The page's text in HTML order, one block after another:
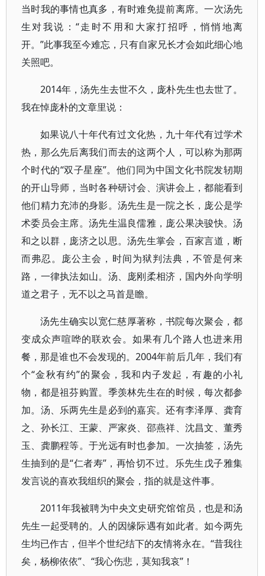
当时我的事情也真多，有时难免提前离席。一次汤先
生对我说：“走时不用和大家打招呼，悄悄地离
开。”此事我至今难忘，只有自家兄长才会如此细心地
关照吧。
2014年，汤先生去世不久，庞朴先生也去世了。
我在悼庞朴的文章里说：
如果说八十年代有过文化热，九十年代有过学术
热，那么先后离我们而去的这两个人，可以称为那两
个时代的“双子星座”。他们同为中国文化书院发轫期
的开山导师，当时各种研讨会、演讲会上，都能看到
他们精力充沛的身影。汤先生是一院之长，庞公是学
术委员会主席。汤先生温良儒雅，庞公果决骏快。汤
和之以群，庞济之以思。汤先生掌会，百家言道，断
而弗忍。庞公主会，时间为狱判法典，不管是何来
路，一律执法如山。汤、庞刚柔相济，国内外向学明
道之君子，无不以之马首是瞻。
汤先生确实以宽仁慈厚著称，书院每次聚会，都
变成众声喧哗的联欢会。如果有几个路人也进来用
餐，那是谁也不会发现的。2004年前后几年，我们有
个“金秋有约”的聚会，我和内子发起，有趣的小礼
物，都是祖芬购置。季羡林先生在的时候，每次都参
加。汤、乐两先生是必到的嘉宾。还有李泽厚、龚育
之、孙长江、王蒙、严家炎、邵燕祥、沈昌文、董秀
玉、龚鹏程等。于光远有时也参加。一次抽签，汤先
生抽到的是“仁者寿”，再恰切不过。乐先生戊子雅集
发言说的喜欢我组织的聚会，指的就是这件事。
2011年我被聘为中央文史研究馆馆员，也是和汤
先生一起受聘的。人的因缘际遇有如此者。如今两先
生均已作古，但半个世纪结下的友情将永在。“昔我往
矣，杨柳依依”、“我心伤悲，莫知我哀”！